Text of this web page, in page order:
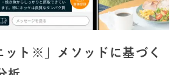
ット※」メソッドに基づく